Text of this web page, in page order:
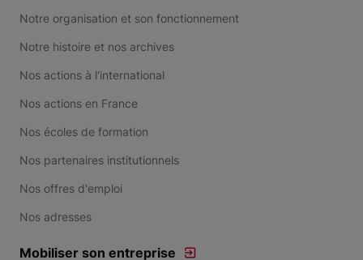
Notre organisation et son fonctionnement
Notre histoire et nos archives
Nos actions à l'international
Nos actions en France
Nos écoles de formation
Nos partenaires institutionnels
Nos offres d'emploi
Nos adresses
Mobiliser son entreprise